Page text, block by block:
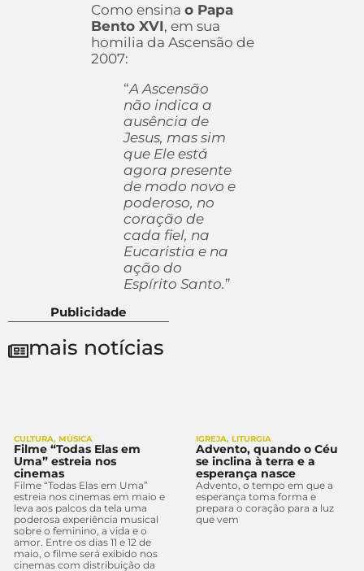
Como ensinao Papa
Bento XVI, em sua
homilia da Ascensão de
2007:
“A Ascensão
não indica a
ausência de
Jesus, mas sim
que Ele está
agora presente
de modo novo e
poderoso, no
coração de
cada fiel, na
Eucaristia e na
ação do
Espírito Santo.”
Publicidade
mais notícias
CULTURA, MÚSICA
Filme “Todas Elas em
Uma” estreia nos
cinemas
Filme “Todas Elas em Uma”
estreia nos cinemas em maio e
leva aos palcos da tela uma
poderosa experiência musical
sobre o feminino, a vida e o
amor. Entre os dias 11 e 12 de
maio, o filme será exibido nos
cinemas com distribuição da
IGREJA, LITURGIA
Advento, quando o Céu
se inclina à terra e a
esperança nasce
Advento, o tempo em que a
esperança toma forma e
prepara o coração para a luz
que vem